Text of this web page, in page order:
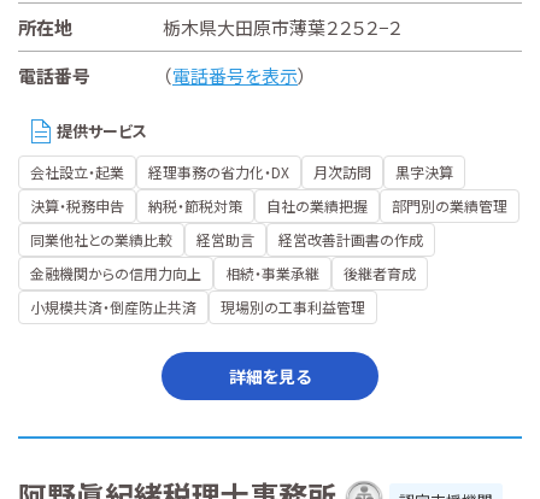
所在地
栃木県大田原市薄葉２２５２−２
電話番号
（電話番号を表示）
提供サービス
会社設立・起業 経理事務の省力化・DX 月次訪問
黒字決算
決算・税務申告
納税・節税対策 自社の業績把握
部門別の業績管理
同業他社との業績比較
経営助言
経営改善計画書の作成
金融機関からの信用力向上
相続・事業承継
後継者育成
小規模共済・倒産防止共済
現場別の工事利益管理
詳細を見る